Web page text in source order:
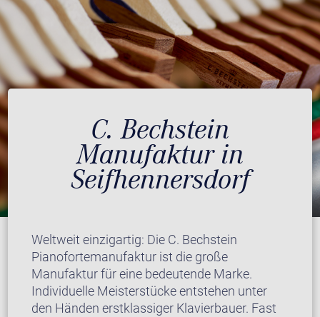
C. Bechstein
Manufaktur in
Seifhennersdorf
Weltweit einzigartig: Die C. Bechstein
Pianofortemanufaktur ist die große
Manufaktur für eine bedeutende Marke.
Individuelle Meisterstücke entstehen unter
den Händen erstklassiger Klavierbauer. Fast